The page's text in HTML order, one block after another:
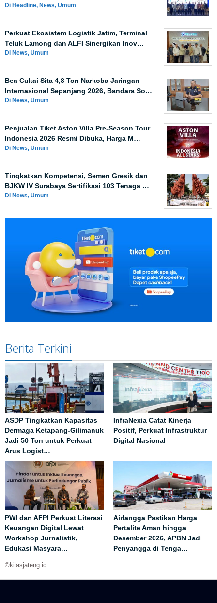
Di Headline, News, Umum
Perkuat Ekosistem Logistik Jatim, Terminal
Teluk Lamong dan ALFI Sinergikan Inov…
Di News, Umum
Bea Cukai Sita 4,8 Ton Narkoba Jaringan
Internasional Sepanjang 2026, Bandara So…
Di News, Umum
Penjualan Tiket Aston Villa Pre-Season Tour
Indonesia 2026 Resmi Dibuka, Harga M…
Di News, Umum
Tingkatkan Kompetensi, Semen Gresik dan
BJKW IV Surabaya Sertifikasi 103 Tenaga …
Di News, Umum
Berita Terkini
ASDP Tingkatkan Kapasitas
Dermaga Ketapang-Gilimanuk
Jadi 50 Ton untuk Perkuat
Arus Logist…
InfraNexia Catat Kinerja
Positif, Perkuat Infrastruktur
Digital Nasional
PWI dan AFPI Perkuat Literasi
Keuangan Digital Lewat
Workshop Jurnalistik,
Edukasi Masyara…
Airlangga Pastikan Harga
Pertalite Aman hingga
Desember 2026, APBN Jadi
Penyangga di Tenga…
©kilasjateng.id